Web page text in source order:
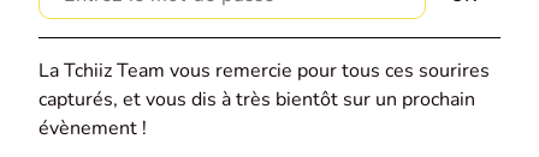
La Tchiiz Team vous remercie pour tous ces sourires
capturés, et vous dis à très bientôt sur un prochain
évènement !